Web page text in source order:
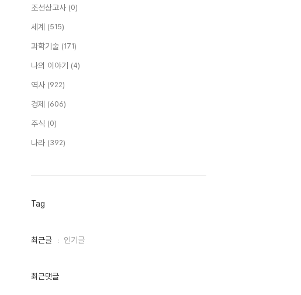
조선상고사 (0)
세계 (515)
과학기술 (171)
나의 이야기 (4)
역사 (922)
경제 (606)
주식 (0)
나라 (392)
Tag
최
인
최근글 인기글
최근댓글